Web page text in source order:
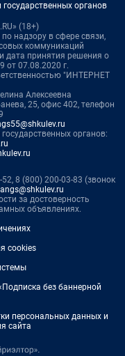
органов
(18+)
надзору в сфере связи,
коммуникаций
дата принятия решения о
от 07.08.2020 г.
"ИНТЕРНЕТ
Алексеевна
25, офис 402, телефон
органов:
8 (800) 200-03-83 (звонок
за достоверность
объявлениях.
cookies
без баннерной
персональных данных и
сайта